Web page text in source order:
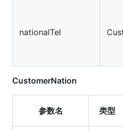
nationalTel
CustomerNation
参数名 类型